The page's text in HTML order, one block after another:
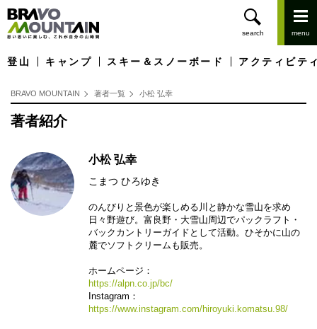
登山 キャンプ スキー＆スノーボード アクティビテ
BRAVO MOUNTAIN 著者一覧 小松 弘幸
著者紹介
小松 弘幸
こまつ ひろゆき
のんびりと景色が楽しめる川と静かな雪山を求め
日々野遊び。富良野・大雪山周辺でパックラフト・
バックカントリーガイドとして活動。ひそかに山の
麓でソフトクリームも販売。
ホームページ：
https://alpn.co.jp/bc/
Instagram：
https://www.instagram.com/hiroyuki.komatsu.98/